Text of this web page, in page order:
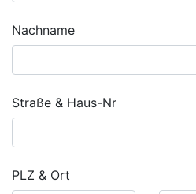
Nachname
Straße & Haus-Nr
PLZ & Ort